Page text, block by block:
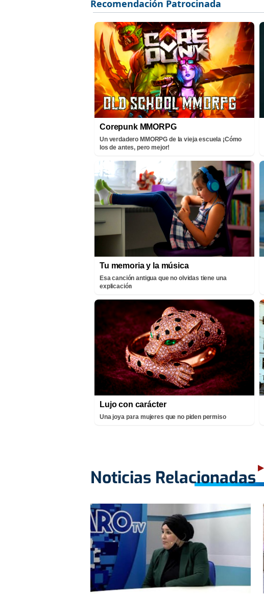
Corepunk MMORPG
Un verdadero MMORPG de la vieja escuela ¡Cómo
los de antes, pero mejor!
Tu memoria y la música
Esa canción antigua que no olvidas tiene una
explicación
Lujo con carácter
Una joya para mujeres que no piden permiso
Noticias Relacionadas